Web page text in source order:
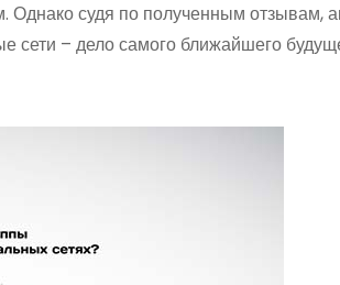
Однако судя по полученным отзывам,
сети – дело самого ближайшего